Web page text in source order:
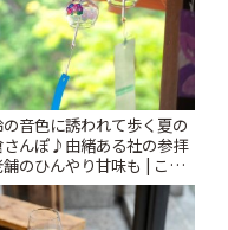
の音色に誘われて歩く夏の
さんぽ♪由緒ある社の参拝
舗のひんやり甘味も | こと